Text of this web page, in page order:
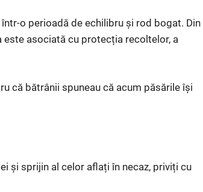
o perioadă de echilibru și rod bogat. Din
asociată cu protecția recoltelor, a
că bătrânii spuneau că acum păsările își
și sprijin al celor aflați în necaz, priviți cu